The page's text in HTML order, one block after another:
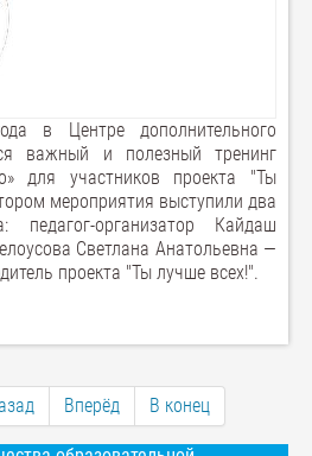
в Центре дополнительного
важный и полезный тренинг
для участников проекта "Ты
мероприятия выступили два
педагог-организатор Кайдаш
Светлана Анатольевна —
проекта "Ты лучше всех!".
Вперёд В конец